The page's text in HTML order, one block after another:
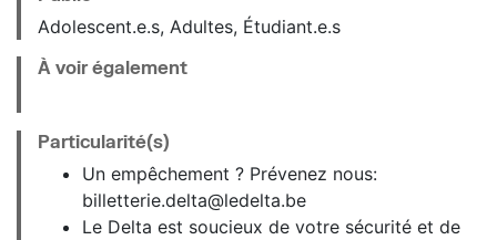
Adolescent.e.s, Adultes, Étudiant.e.s
À voir également
Particularité(s)
Un empêchement ? Prévenez nous:
billetterie.delta@ledelta.be
Le Delta est soucieux de votre sécurité et de